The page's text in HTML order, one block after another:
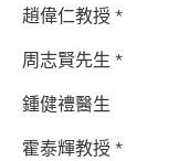
趙偉仁教授 *
周志賢先生 *
鍾健禮醫生
霍泰輝教授 *